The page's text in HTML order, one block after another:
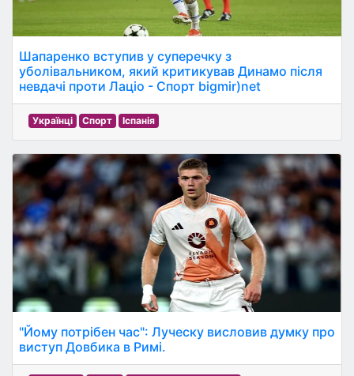
Шапаренко вступив у суперечку з
уболівальником, який критикував Динамо після
невдачі проти Лаціо - Спорт bigmir)net
Українці Спорт Іспанія
"Йому потрібен час": Луческу висловив думку про
виступ Довбика в Римі.